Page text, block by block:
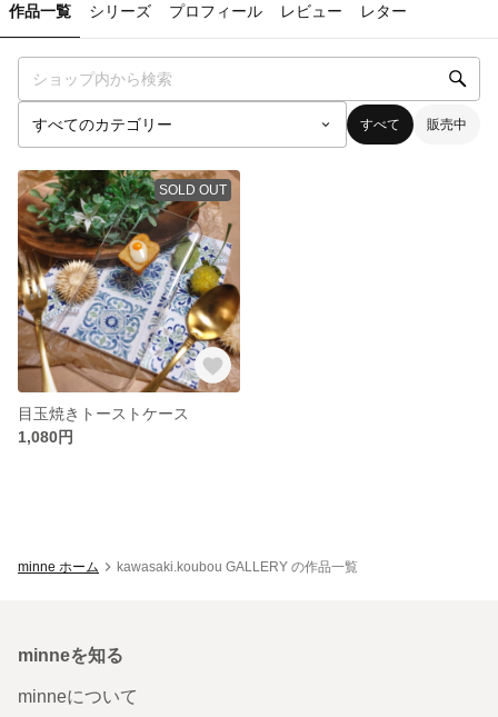
作品一覧 シリーズ プロフィール レビュー レター
すべて 販売中
SOLD OUT
目玉焼きトーストケース
1,080円
minne ホーム kawasaki.koubou GALLERY の作品一覧
minneを知る
minneについて